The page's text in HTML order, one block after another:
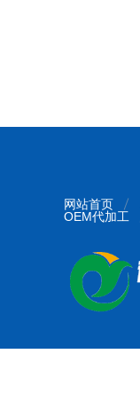
网站首页
OEM代加工